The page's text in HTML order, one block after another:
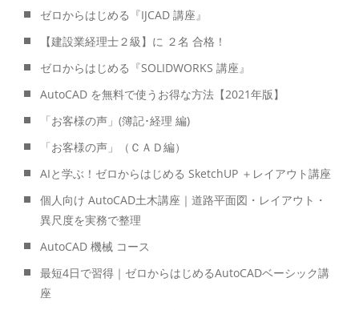
ゼロからはじめる『IJCAD 講座』
【建設業経理士２級】に ２名 合格！
ゼロからはじめる『SOLIDWORKS 講座』
AutoCAD を無料で使うお得な方法【2021年版】
「お客様の声」(簿記･経理 編)
「お客様の声」（ＣＡＤ編）
AIと学ぶ！ゼロからはじめる SketchUP ＋レイアウト講座
個人向け AutoCAD土木講座｜道路平面図・レイアウト・
異尺度を実務で整理
AutoCAD 機械 コース
最短4日で習得｜ゼロからはじめるAutoCADベーシック講
座